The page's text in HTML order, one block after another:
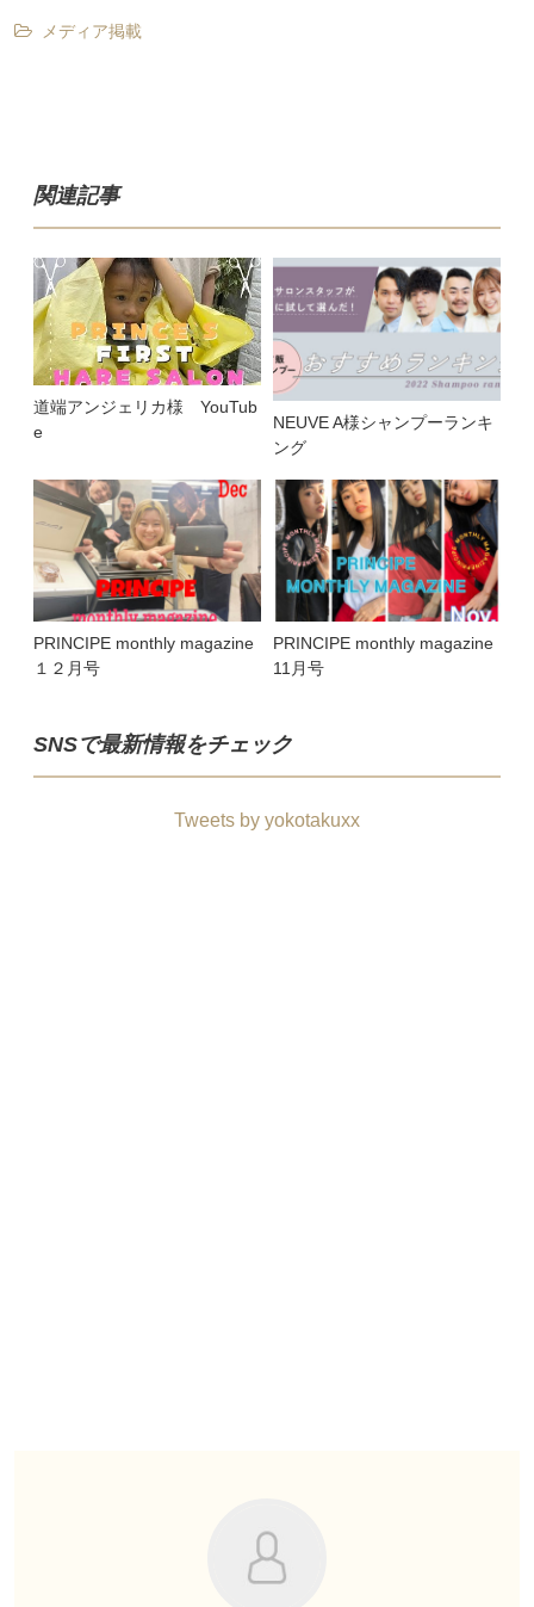
メディア掲載
関連記事
道端アンジェリカ様 YouTub
e
NEUVE A様シャンプーランキ
ング
PRINCIPE monthly magazine
１２月号
PRINCIPE monthly magazine
11月号
SNSで最新情報をチェック
Tweets by yokotakuxx